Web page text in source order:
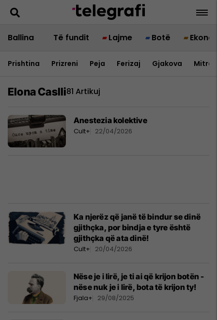
Ballina Të fundit Lajme Botë
Prishtina Prizreni Peja Ferizaj Gjakova
Elona Caslli81 Artikuj
Anestezia kolektive
Cult+ 22/04/2026
Ka njerëz që janë të bindur se dinë
gjithçka, por bindja e tyre është
gjithçka që ata dinë!
Cult+ 20/04/2026
Nëse je i lirë, je ti ai që krijon botën -
nëse nuk je i lirë, bota të krijon ty!
Fjala+ 29/08/2025